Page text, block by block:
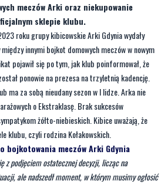
meczów Arki oraz niekupowanie
sklepie klubu.
roku grupy kibicowskie Arki Gdynia wydały
innymi bojkot domowych meczów w nowym
pojawił się po tym, jak klub poinformował, że
ponowie na prezesa na trzyletnią kadencję.
ma za sobą nieudany sezon w I lidze. Arka nie
o Ekstraklasę. Brak sukcesów
żółto-niebieskich. Kibice uważają, że
klubu, czyli rodzina Kołakowskich.
bojkotowania meczów Arki Gdynia
z podjęciem ostatecznej decyzji, licząc na
ale nadszedł moment, w którym musimy ogłosić